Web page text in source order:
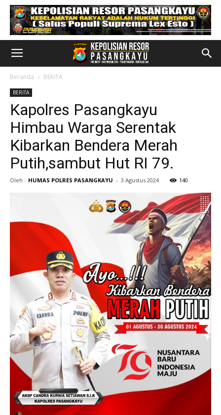
Beranda BERITA
BERITA
Kapolres Pasangkayu
Himbau Warga Serentak
Kibarkan Bendera Merah
Putih,sambut Hut RI 79.
Oleh : HUMAS POLRES PASANGKAYU - 3 Agustus 2024 140